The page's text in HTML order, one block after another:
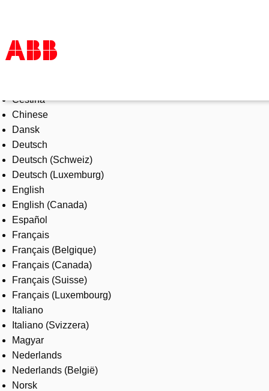
Products & Solutions
Industries
Services
About us
Where to buy
Contact us
Careers
Čeština
Chinese
Dansk
Deutsch
Deutsch (Schweiz)
Deutsch (Luxemburg)
English
English (Canada)
Español
Français
Français (Belgique)
Français (Canada)
Français (Suisse)
Français (Luxembourg)
Italiano
Italiano (Svizzera)
Magyar
Nederlands
Nederlands (België)
Norsk